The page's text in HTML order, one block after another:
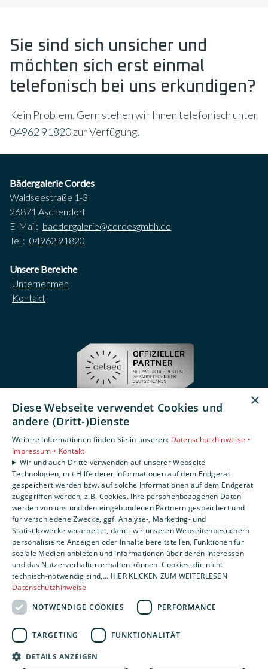
Sie sind sich unsicher und
möchten sich erst einmal
telefonisch bei uns erkundigen?
Kein Problem. Gern stehen wir Ihnen telefonisch unter
04962 91820zur Verfügung.
Bädergalerie Cordes
Waldseestraße 1-3
26871 Aschendorf
E-Mail: baedergalerie@cordesgmbh.de
Tel.: 04962 91820
Unsere Bereiche
Unternehmen
Kontakt
Impressum
Barrierefreiheitserklärung
Datenschutzerklärung
AGB
Um externe HTML-Inhalte anzuzeigen, benötigen
wir Ihre Einwilligung.
Weitere Informationen finden Sie in unserer
Datenschutzerklärung.
Cookie-Einstellungen öffnen
×
Diese Webseite verwendet Cookies und
andere (Dritt-)Dienste
Weitere Informationen finden Sie in unseren: Datenschutzhinweise •
Impressum • Kontakt
Wir und auch Dritte verwenden auf unserer Webseite
Technologien, mit Hilfe derer Informationen auf dem Endgerät
gespeichert werden bzw. auf solche Informationen auf dem Endgerät
zugegriffen werden, z.B. Cookies. Ihre personenbezogenen Daten
werden von uns und den eingebundenen Partnern gespeichert und
für verschiedene Zwecke, ggf. Analyse-, Marketing- und
Statistikzwecke verarbeitet, damit wir unseren Webseitenbesuchern
personalisierte Anzeigen oder Inhalte bereitstellen, Funktionen für
soziale Medien anbieten und Informationen über deren Interessen
und das Nutzerverhalten erhalten können. Cookies, die nicht
technisch-notwendig sind,... HIER KLICKEN ZUM WEITERLESEN
Datenschutzhinweise
NOTWENDIGE COOKIES
PERFORMANCE
TARGETING FUNKTIONALITÄT
DETAILS ANZEIGEN